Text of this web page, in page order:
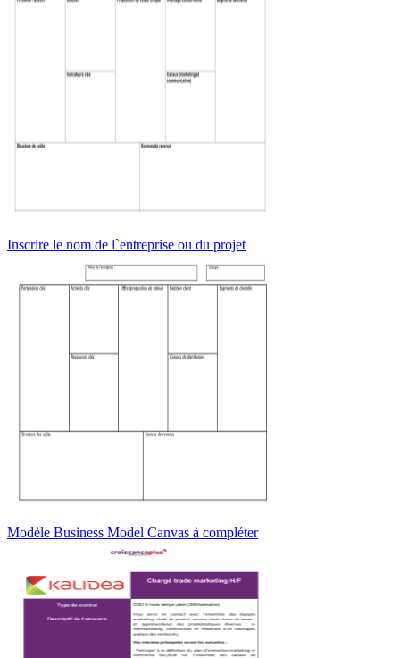
Inscrire le nom de l`entreprise ou du projet
Modèle Business Model Canvas à compléter